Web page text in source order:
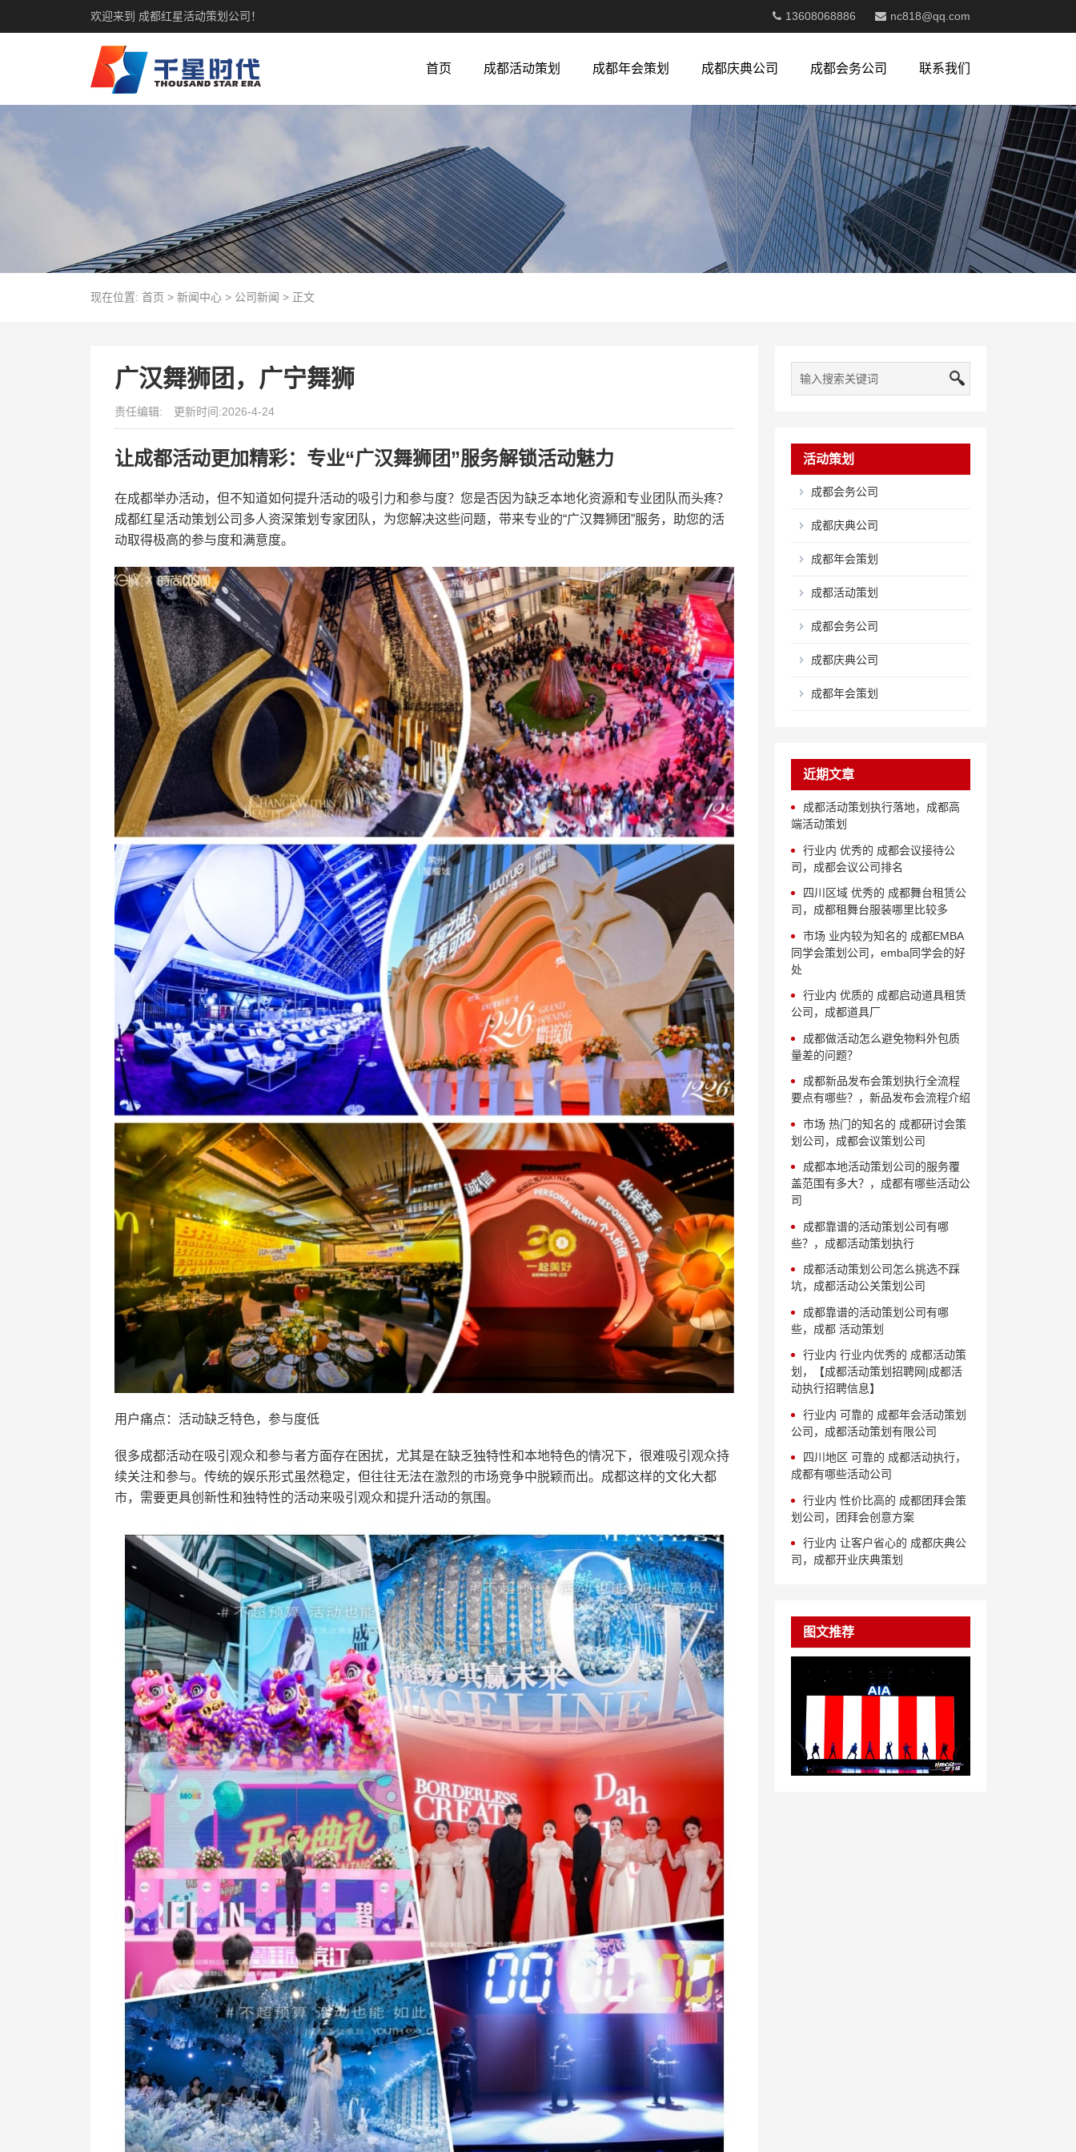
欢迎来到 成都红星活动策划公司！ 13608068886 nc818@qq.com
首页 成都活动策划 成都年会策划 成都庆典公司 成都会务公司 联系我们
现在位置: 首页 > 新闻中心> 公司新闻 > 正文
广汉舞狮团，广宁舞狮
责任编辑: 更新时间:2026-4-24
让成都活动更加精彩：专业“广汉舞狮团”服务解锁活动魅力
在成都举办活动，但不知道如何提升活动的吸引力和参与度？您是否因为缺乏本地化资源和专业团队而头疼？
成都红星活动策划公司多人资深策划专家团队，为您解决这些问题，带来专业的“广汉舞狮团”服务，助您的活
动取得极高的参与度和满意度。
用户痛点：活动缺乏特色，参与度低
很多成都活动在吸引观众和参与者方面存在困扰，尤其是在缺乏独特性和本地特色的情况下，很难吸引观众持
续关注和参与。传统的娱乐形式虽然稳定，但往往无法在激烈的市场竞争中脱颖而出。成都这样的文化大都
市，需要更具创新性和独特性的活动来吸引观众和提升活动的氛围。
活动策划
成都会务公司
成都庆典公司
成都年会策划
成都活动策划
成都会务公司
成都庆典公司
成都年会策划
近期文章
成都活动策划执行落地，成都高
端活动策划
行业内 优秀的 成都会议接待公
司，成都会议公司排名
四川区域 优秀的 成都舞台租赁公
司，成都租舞台服装哪里比较多
市场 业内较为知名的 成都EMBA
同学会策划公司，emba同学会的好
处
行业内 优质的 成都启动道具租赁
公司，成都道具厂
成都做活动怎么避免物料外包质
量差的问题？
成都新品发布会策划执行全流程
要点有哪些？，新品发布会流程介绍
市场 热门的知名的 成都研讨会策
划公司，成都会议策划公司
成都本地活动策划公司的服务覆
盖范围有多大？，成都有哪些活动公
司
成都靠谱的活动策划公司有哪
些？，成都活动策划执行
成都活动策划公司怎么挑选不踩
坑，成都活动公关策划公司
成都靠谱的活动策划公司有哪
些，成都 活动策划
行业内 行业内优秀的 成都活动策
划，【成都活动策划招聘网|成都活
动执行招聘信息】
行业内 可靠的 成都年会活动策划
公司，成都活动策划有限公司
四川地区 可靠的 成都活动执行，
成都有哪些活动公司
行业内 性价比高的 成都团拜会策
划公司，团拜会创意方案
行业内 让客户省心的 成都庆典公
司，成都开业庆典策划
图文推荐